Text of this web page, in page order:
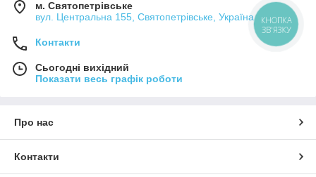
м. Святопетрівське
вул. Центральна 155, Святопетрівське, Україна
Контакти
Сьогодні вихідний
Показати весь графік роботи
Про нас
Контакти
КНОПКА
ЗВ'ЯЗКУ